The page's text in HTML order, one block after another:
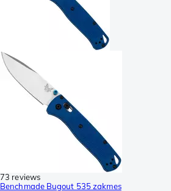
73 reviews
Benchmade Bugout 535 zakmes